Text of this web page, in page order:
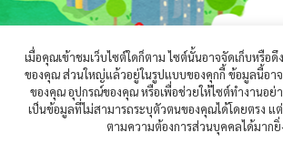
เมื่อคุณเข้าชมเว็บไซต์ใดก็ตาม ไซต์นั้นอาจจัดเก็บหรือดึ
ของคุณ ส่วนใหญ่แล้วอยู่ในรูปแบบของคุกกี้ ข้อมูลนี้อา
ของคุณ อุปกรณ์ของคุณ หรือเพื่อช่วยให้ไซต์ทำงานอย่
เป็นข้อมูลที่ไม่สามารถระบุตัวตนของคุณได้โดยตรง แ
ตามความต้องการส่วนบุคคลได้มาก